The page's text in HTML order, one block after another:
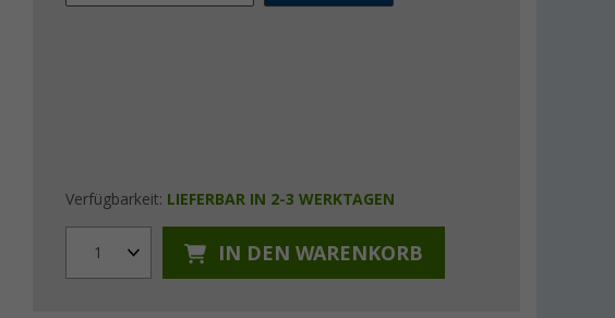
Verfügbarkeit: LIEFERBAR IN 2-3 WERKTAGEN
1 IN DEN WARENKORB